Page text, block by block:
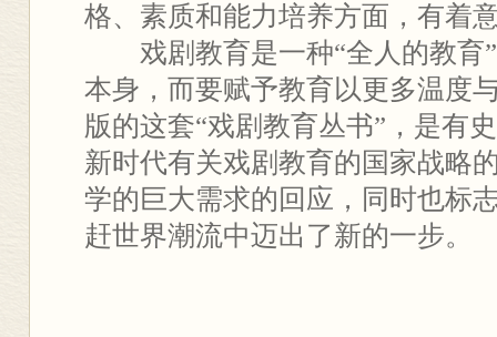
格、素质和能力培养方面，有着
戏剧教育是一种“全人的教育”
本身，而要赋予教育以更多温度
版的这套“戏剧教育丛书”，是有
新时代有关戏剧教育的国家战略
学的巨大需求的回应，同时也标
赶世界潮流中迈出了新的一步。